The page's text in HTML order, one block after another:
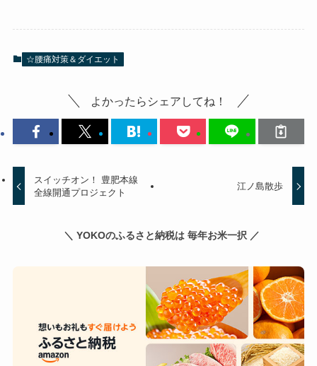
☆腰痛対策＆ダイエット
よかったらシェアしてね！
スイッチオン！ 豊肥本線
全線開通プロジェクト
江ノ島散歩
＼ YOKOのふるさと納税は 毎年お米一択 ／